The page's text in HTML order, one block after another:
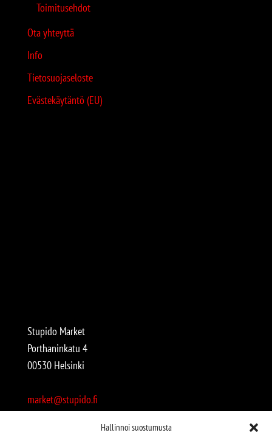
Hallinnoi suostumusta
Toimitusehdot
Ota yhteyttä
Info
Tietosuojaseloste
Evästekäytäntö (EU)
Stupido Market
Porthaninkatu 4
00530 Helsinki
market@stupido.fi